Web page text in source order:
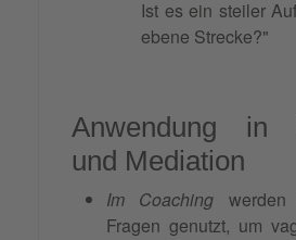
Ist es ein steiler
ebene Strecke?"
Anwendung in
und Mediation
Im Coaching werden
Fragen genutzt, um